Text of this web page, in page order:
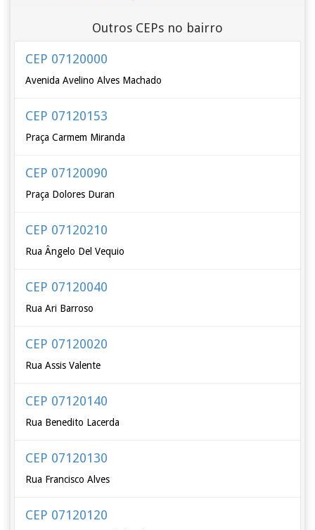
Outros CEPs no bairro
CEP 07120000
Avenida Avelino Alves Machado
CEP 07120153
Praça Carmem Miranda
CEP 07120090
Praça Dolores Duran
CEP 07120210
Rua Ângelo Del Vequio
CEP 07120040
Rua Ari Barroso
CEP 07120020
Rua Assis Valente
CEP 07120140
Rua Benedito Lacerda
CEP 07120130
Rua Francisco Alves
CEP 07120120